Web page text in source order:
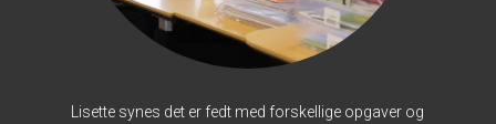
Lisette synes det er fedt med forskellige opgaver og